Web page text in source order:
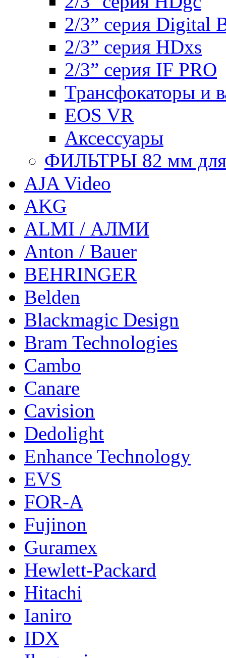
2/3” серия Digital
2/3” серия HDxs
2/3” серия IF PRO
Трансфокаторы и
EOS VR
Аксессуары
ФИЛЬТРЫ 82 мм для
AJA Video
AKG
ALMI / АЛМИ
Anton / Bauer
BEHRINGER
Belden
Blackmagic Design
Bram Technologies
Cambo
Canare
Cavision
Dedolight
Enhance Technology
EVS
FOR-A
Fujinon
Guramex
Hewlett-Packard
Hitachi
Ianiro
IDX